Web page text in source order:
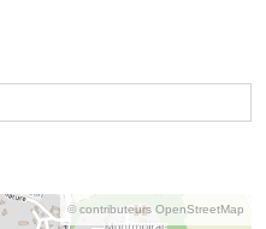
© contributeurs OpenStreetMap